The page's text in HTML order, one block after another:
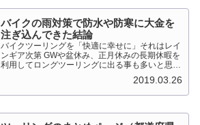
バイクの雨対策で防水や防寒に大金を
注ぎ込んできた結論
バイクツーリングを「快適に幸せに」それはレイ
ンギア次第 GWや盆休み、正月休みの長期休暇を
利用してロングツーリングに出る事も多いと思い
り雨ならまだしも1日２日ずっと降り続ける雨が
あります。「そんな...
2019.03.26